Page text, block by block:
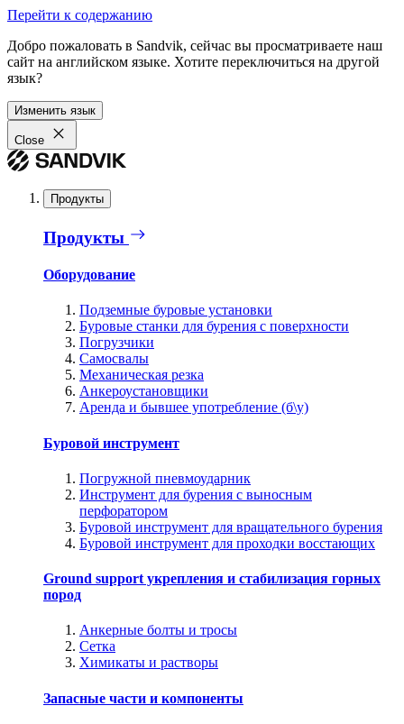
Перейти к содержанию
Добро пожаловать в Sandvik, сейчас вы просматриваете наш
сайт на английском языке. Хотите переключиться на другой
язык?
Изменить язык
Close
Продукты
Продукты
Оборудование
Подземные буровые установки
Буровые станки для бурения с поверхности
Погрузчики
Самосвалы
Механическая резка
Анкероустановщики
Аренда и бывшее употребление (б\у)
Буровой инструмент
Погружной пневмоударник
Инструмент для бурения с выносным
перфоратором
Буровой инструмент для вращательного бурения
Буровой инструмент для проходки восстающих
Ground support укрепления и стабилизация горных
пород
Анкерные болты и тросы
Сетка
Химикаты и растворы
Запасные части и компоненты